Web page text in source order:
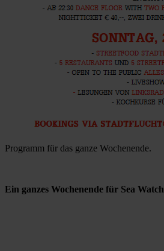
Programm für das ganze Wochenende.
Ein ganzes Wochenende für Sea Watch